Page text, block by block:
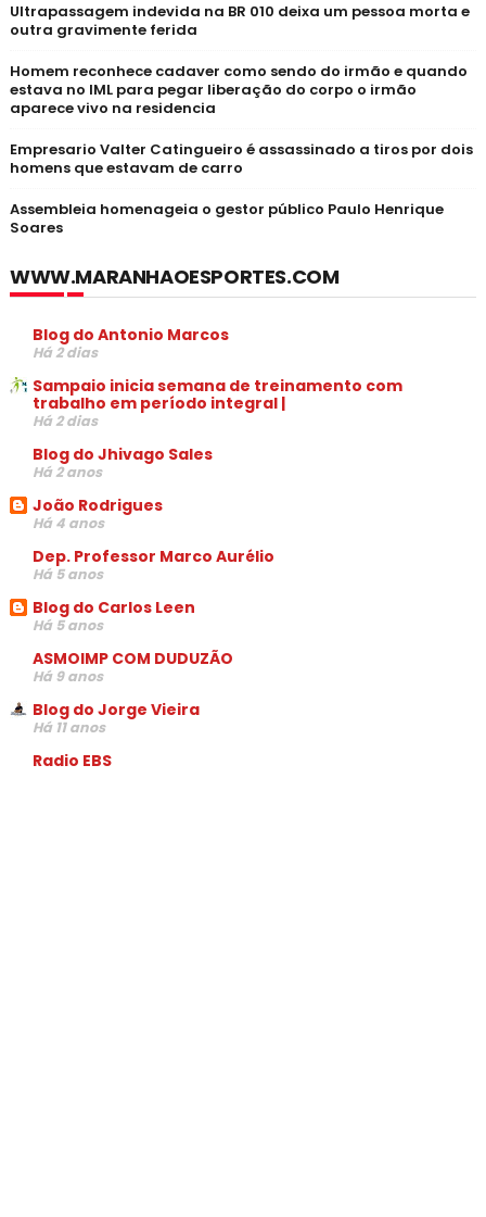
Ultrapassagem indevida na BR 010 deixa um pessoa morta e
outra gravimente ferida
Homem reconhece cadaver como sendo do irmão e quando
estava no IML para pegar liberação do corpo o irmão
aparece vivo na residencia
Empresario Valter Catingueiro é assassinado a tiros por dois
homens que estavam de carro
Assembleia homenageia o gestor público Paulo Henrique
Soares
WWW.MARANHAOESPORTES.COM
Blog do Antonio Marcos
Há 2 dias
Sampaio inicia semana de treinamento com
trabalho em período integral |
Há 2 dias
Blog do Jhivago Sales
Há 2 anos
João Rodrigues
Há 4 anos
Dep. Professor Marco Aurélio
Há 5 anos
Blog do Carlos Leen
Há 5 anos
ASMOIMP COM DUDUZÃO
Há 9 anos
Blog do Jorge Vieira
Há 11 anos
Radio EBS